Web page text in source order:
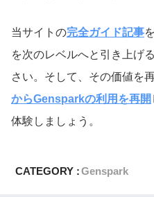
当サイトの完全ガイド記事
を次のレベルへと引き上げ
さい。そして、その価値を
からGensparkの利用を再開
体験しましょう。
CATEGORY :Genspark